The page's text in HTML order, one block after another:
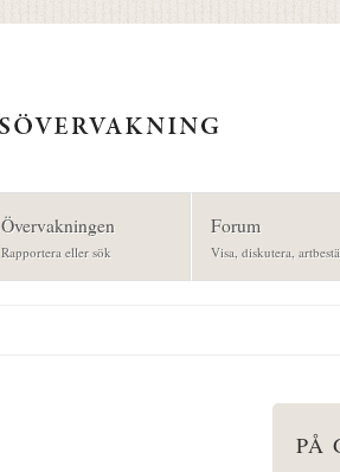
Övervakningen
Rapportera eller sök
Forum
Visa, diskutera,
PÅ